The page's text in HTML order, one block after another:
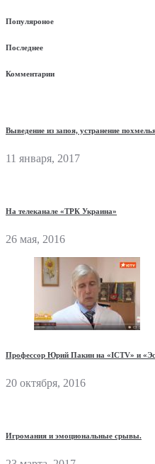
Популяроное
Последнее
Комментарии
Выведение из запоя, устранение
11 января, 2017
На телеканале «ТРК Украина»
26 мая, 2016
Профессор Юрий Пакин на «ICTV» и
20 октября, 2016
Игромания и эмоциональные срывы.